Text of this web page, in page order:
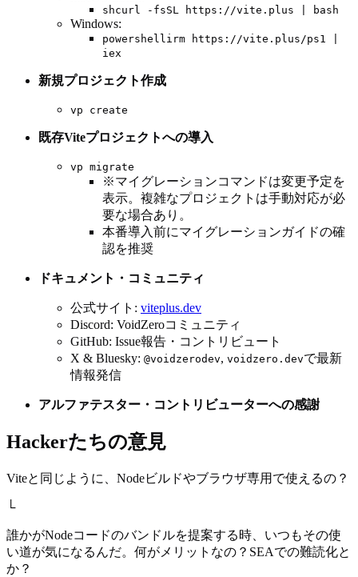
shcurl -fsSL https://vite.plus | bash
Windows:
powershellirm https://vite.plus/ps1 |
iex
新規プロジェクト作成
vp create
既存Viteプロジェクトへの導入
vp migrate
※マイグレーションコマンドは変更予定を
表示。複雑なプロジェクトは手動対応が必
要な場合あり。
本番導入前にマイグレーションガイドの確
認を推奨
ドキュメント・コミュニティ
公式サイト: viteplus.dev
Discord: VoidZeroコミュニティ
GitHub: Issue報告・コントリビュート
X & Bluesky: @voidzerodev, voidzero.devで最新
情報発信
アルファテスター・コントリビューターへの感謝
Hackerたちの意見
Viteと同じように、Nodeビルドやブラウザ専用で使えるの？
└
誰かがNodeコードのバンドルを提案する時、いつもその使
い道が気になるんだ。何がメリットなの？SEAでの難読化と
か？